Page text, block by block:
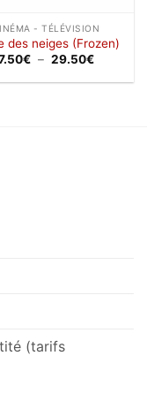
- TÉLÉVISION
des neiges (Frozen)
€ – 29.50€Plage
prix :
(tarifs